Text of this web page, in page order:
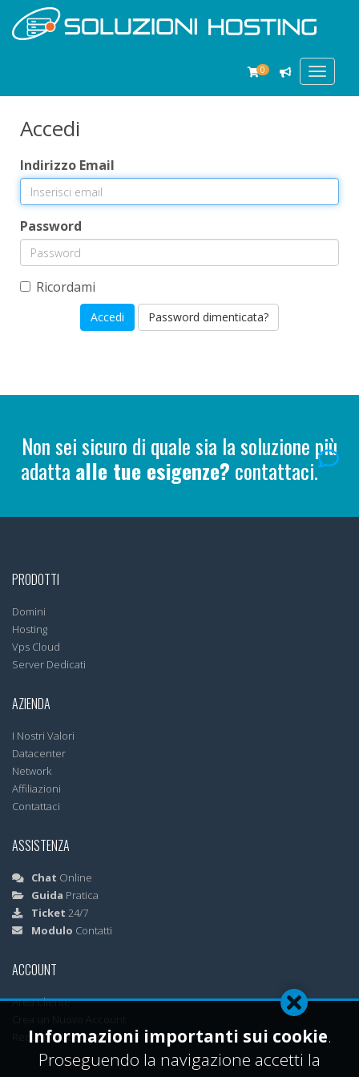
Toggle
0
Accedi
Indirizzo Email
Password
Ricordami
Password dimenticata?
Non sei sicuro di quale sia la soluzione più
adatta alle tue esigenze? contattaci.
PRODOTTI
Domini
Hosting
Vps Cloud
Server Dedicati
AZIENDA
I Nostri Valori
Datacenter
Network
Affiliazioni
Contattaci
ASSISTENZA
Chat Online
Guida Pratica
Ticket 24/7
Modulo Contatti
ACCOUNT
Area Cliente
Recupera Password
Informazioni importanti sui cookie.
Proseguendo la navigazione accetti la